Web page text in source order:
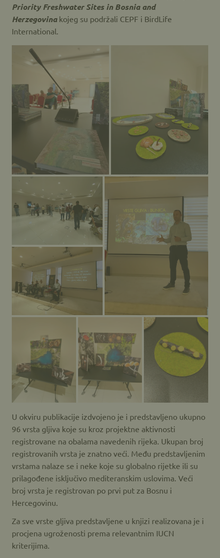
Priority Freshwater Sites in Bosnia and
Herzegovinakojeg su podržali CEPF i BirdLife
International.
U okviru publikacije izdvojeno je i predstavljeno ukupno
96 vrsta gljiva koje su kroz projektne aktivnosti
registrovane na obalama navedenih rijeka. Ukupan broj
registrovanih vrsta je znatno veći. Među predstavljenim
vrstama nalaze se i neke koje su globalno rijetke ili su
prilagođene isključivo mediteranskim uslovima. Veći
broj vrsta je registrovan po prvi put za Bosnu i
Hercegovinu.
Za sve vrste gljiva predstavljene u knjizi realizovana je i
procjena ugroženosti prema relevantnim IUCN
kriterijima.